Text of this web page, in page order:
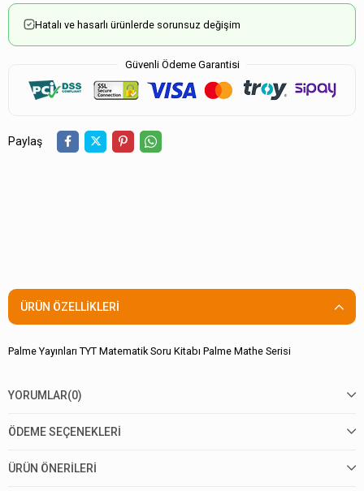
Hatalı ve hasarlı ürünlerde sorunsuz değişim
Güvenli Ödeme Garantisi
Paylaş
ÜRÜN ÖZELLIKLERI
Palme Yayınları TYT Matematik Soru Kitabı Palme Mathe Serisi
YORUMLAR(0)
ÖDEME SEÇENEKLERI
ÜRÜN ÖNERILERI